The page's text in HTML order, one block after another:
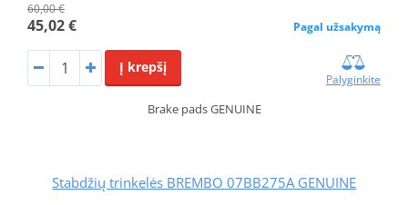
60,00 €
45,02 € Pagal užsakymą
Į krepšį
Palyginkite
Brake pads GENUINE
Stabdžių trinkelės BREMBO 07BB275A GENUINE